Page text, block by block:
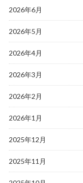
2026年6月
2026年5月
2026年4月
2026年3月
2026年2月
2026年1月
2025年12月
2025年11月